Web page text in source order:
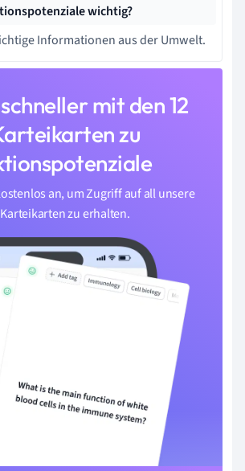
wichtig?
Informationen aus der Umwelt.
mit den 12
zu
an, um Zugriff auf all unsere
Karteikarten zu erhalten.